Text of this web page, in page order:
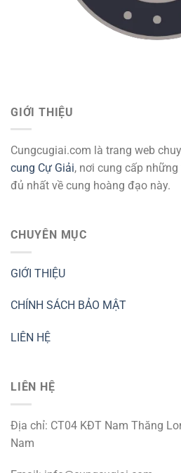
GIỚI THIỆU
Cungcugiai.com là trang web
cung Cự Giải, nơi cung cấp
đủ nhất về cung hoàng đạo này.
CHUYÊN MỤC
GIỚI THIỆU
CHÍNH SÁCH BẢO MẬT
LIÊN HỆ
LIÊN HỆ
Địa chỉ: CT04 KĐT Nam Thăng
Nam